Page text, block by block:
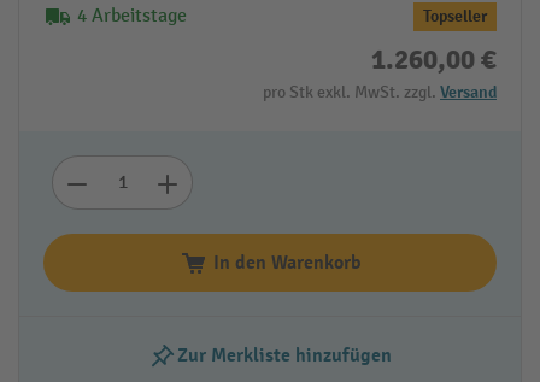
4 Arbeitstage Topseller
1.260,00 €
pro Stk exkl. MwSt. zzgl. Versand
In den Warenkorb
Zur Merkliste hinzufügen